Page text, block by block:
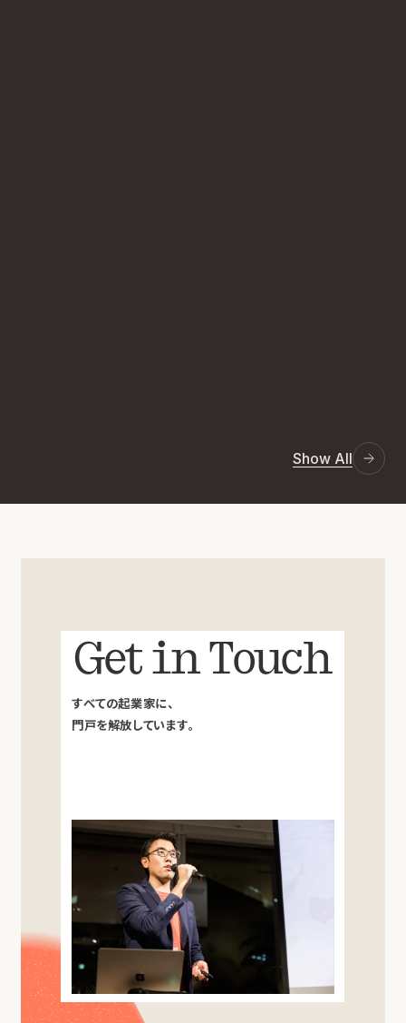
Show All
Get in Touch
すべての起業家に、
門戸を解放しています。